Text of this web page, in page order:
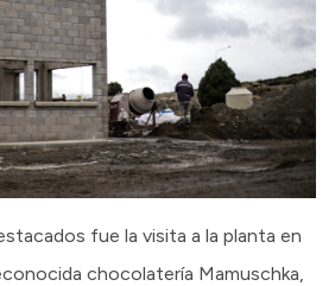
fue la visita a la planta en
chocolatería Mamuschka,